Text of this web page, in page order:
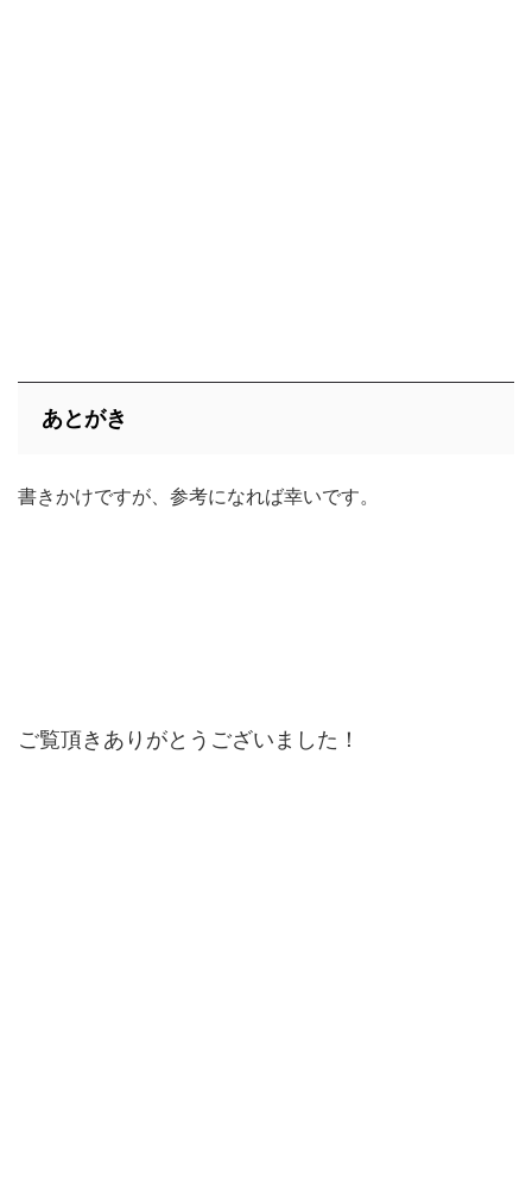
あとがき
書きかけですが、参考になれば幸いです。
ご覧頂きありがとうございました！